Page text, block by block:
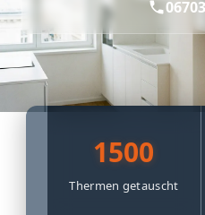
1500
Thermen getauscht